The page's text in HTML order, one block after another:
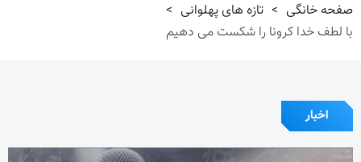
صفحه خانگی > تازه های پهلوانی >
با لطف خدا کرونا را شکست می دهیم
اخبار